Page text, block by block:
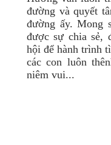
đường và quyết
đường ấy. Mong
được sự chia sẻ,
hội để hành trình
các con luôn
niêm vui...